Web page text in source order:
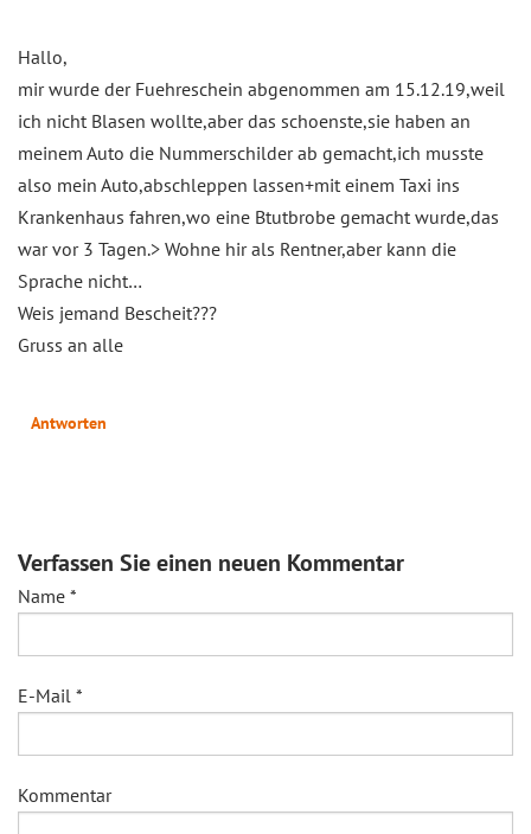
Hallo,
mir wurde der Fuehreschein abgenommen am 15.12.19,weil
ich nicht Blasen wollte,aber das schoenste,sie haben an
meinem Auto die Nummerschilder ab gemacht,ich musste
also mein Auto,abschleppen lassen+mit einem Taxi ins
Krankenhaus fahren,wo eine Btutbrobe gemacht wurde,das
war vor 3 Tagen.> Wohne hir als Rentner,aber kann die
Sprache nicht…
Weis jemand Bescheit???
Gruss an alle
Antworten
Verfassen Sie einen neuen Kommentar
Name *
E-Mail *
Kommentar